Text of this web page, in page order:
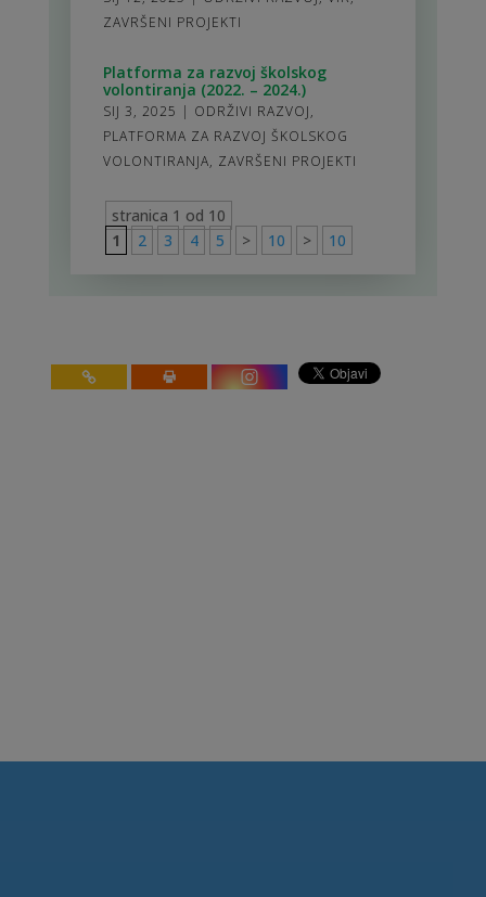
ZAVRŠENI PROJEKTI
Platforma za razvoj školskog
volontiranja (2022. – 2024.)
SIJ 3, 2025 | ODRŽIVI RAZVOJ,
PLATFORMA ZA RAZVOJ ŠKOLSKOG
VOLONTIRANJA, ZAVRŠENI PROJEKTI
stranica 1 od 10
1
2 3 4 5 > 10 > 10